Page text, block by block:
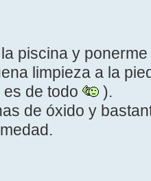
piscina y
limpieza a la
de todo
).
de óxido y